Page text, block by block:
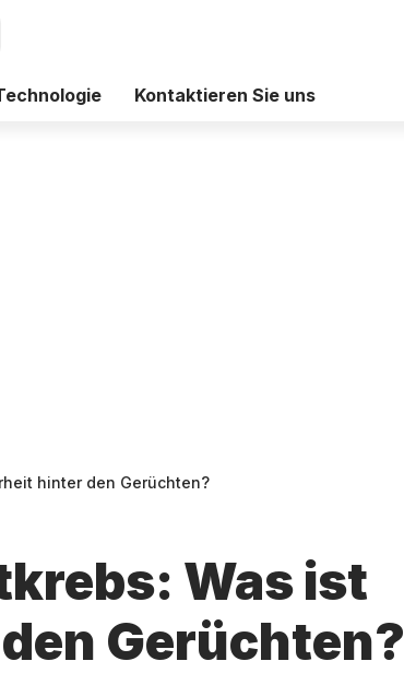
Kontaktieren Sie uns
hinter den Gerüchten?
Was ist
Gerüchten?